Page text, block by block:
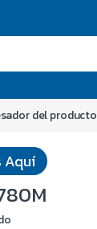
del producto
Aquí